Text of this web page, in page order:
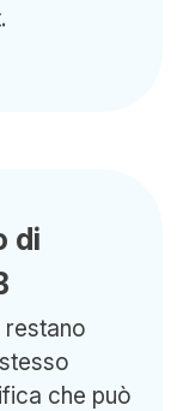
di
che può